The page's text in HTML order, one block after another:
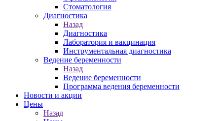
Стоматология
Диагностика
Назад
Диагностика
Лаборатория и вакцинация
Инструментальная диагностика
Ведение беременности
Назад
Ведение беременности
Программа ведения беременности
Новости и акции
Цены
Назад